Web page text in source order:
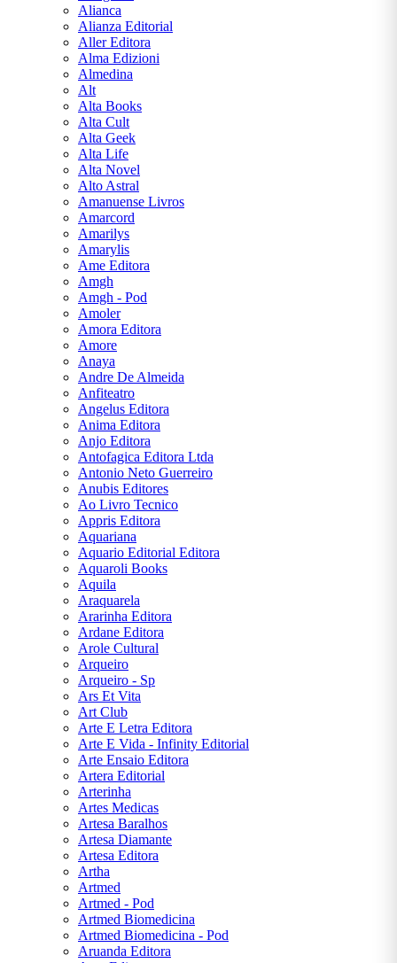
DRUMMOND
ANDRADE
MEIRELES
LISPECTOR
COLLEEN
CONCEIÇÃO
EVARISTO
CARNEGIE
VERÍSSIMO
DOSTOIÉVSKI
MCFADDEN
GRACILIANO
GUIMARÃES
Alianca
Alianza Editorial
Aller Editora
Alma Edizioni
Almedina
Alt
Alta Books
Alta Cult
Alta Geek
Alta Life
Alta Novel
Alto Astral
Amanuense Livros
Amarcord
Amarilys
Amarylis
Ame Editora
Amgh
Amgh - Pod
Amoler
Amora Editora
Amore
Anaya
Andre De Almeida
Anfiteatro
Angelus Editora
Anima Editora
Anjo Editora
Antofagica Editora Ltda
Antonio Neto Guerreiro
Anubis Editores
Ao Livro Tecnico
Appris Editora
Aquariana
Aquario Editorial Editora
Aquaroli Books
Aquila
Araquarela
Ararinha Editora
Ardane Editora
Arole Cultural
Arqueiro
Arqueiro - Sp
Ars Et Vita
Art Club
Arte E Letra Editora
Arte E Vida - Infinity Editorial
Arte Ensaio Editora
Artera Editorial
Arterinha
Artes Medicas
Artesa Baralhos
Artesa Diamante
Artesa Editora
Artha
Artmed
Artmed - Pod
Artmed Biomedicina
Artmed Biomedicina - Pod
Aruanda Editora